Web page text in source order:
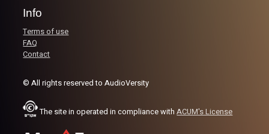
Info
Terms of use
FAQ
Contact
© All rights reserved to AudioVersity
The site in operated in compliance withACUM's License